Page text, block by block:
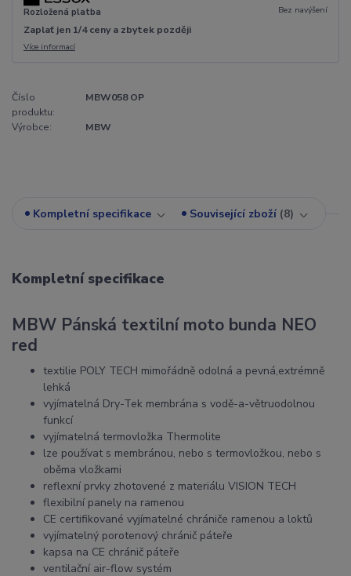
Rozložená platba Bez navýšení
Zaplať jen 1/4 ceny a zbytek později
Více informací
Číslo
produktu:
MBW058 OP
Výrobce: MBW
Kompletní specifikace Související zboží 8
Kompletní specifikace
MBW Pánská textilní moto bunda NEO
red
textilie POLY TECH mimořádně odolná a pevná,extrémně
lehká
vyjímatelná Dry-Tek membrána s vodě-a-větruodolnou
funkcí
vyjímatelná termovložka Thermolite
lze používat s membránou, nebo s termovložkou, nebo s
oběma vložkami
reflexní prvky zhotovené z materiálu VISION TECH
flexibilní panely na ramenou
CE certifikované vyjímatelné chrániče ramenou a loktů
vyjímatelný porotenový chránič páteře
kapsa na CE chránič páteře
ventilační air-flow systém